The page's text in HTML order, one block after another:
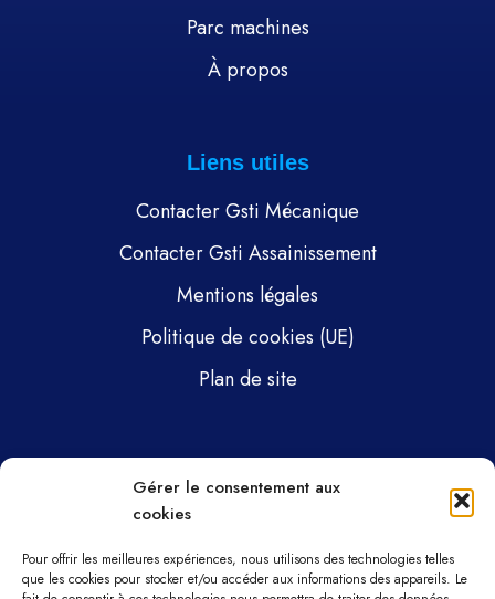
Gérer le consentement aux
cookies
Pour offrir les meilleures expériences, nous utilisons des technologies telles
que les cookies pour stocker et/ou accéder aux informations des appareils. Le
Parc machines
À propos
Liens utiles
Contacter Gsti Mécanique
Contacter Gsti Assainissement
Mentions légales
Politique de cookies (UE)
Plan de site
Gsti Mécanique
Gsti Assainissement